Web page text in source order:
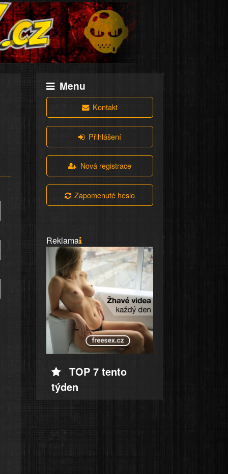
Menu
Kontakt
Přihlášení
Nová registrace
Zapomenuté heslo
Reklama
TOP 7 tento
týden